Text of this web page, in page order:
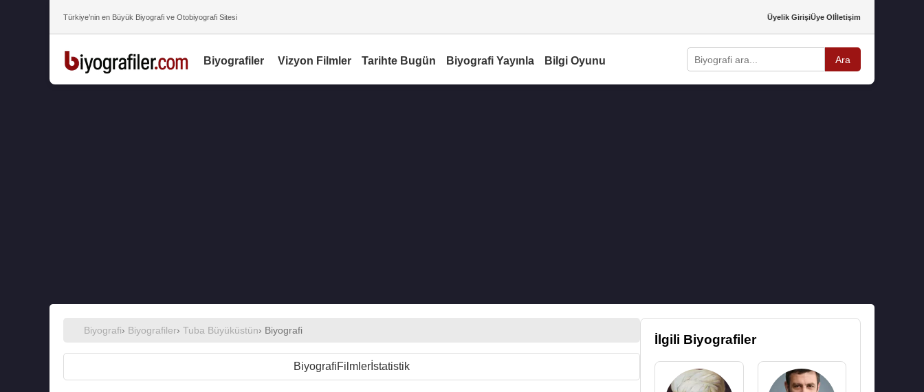
Türkiye’nin en Büyük Biyografi ve Otobiyografi Sitesi Üyelik GirişiÜye Olİletişim
Biyografiler Vizyon Filmler Tarihte Bugün Biyografi Yayınla Bilgi Oyunu Ara
Biyografi› Biyografiler› Tuba Büyüküstün› Biyografi
BiyografiFilmler İstatistik
İlgili Biyografiler